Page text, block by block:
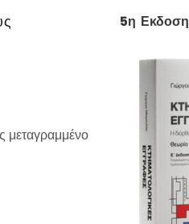
μεταγραμμένο
5η Εκδοση